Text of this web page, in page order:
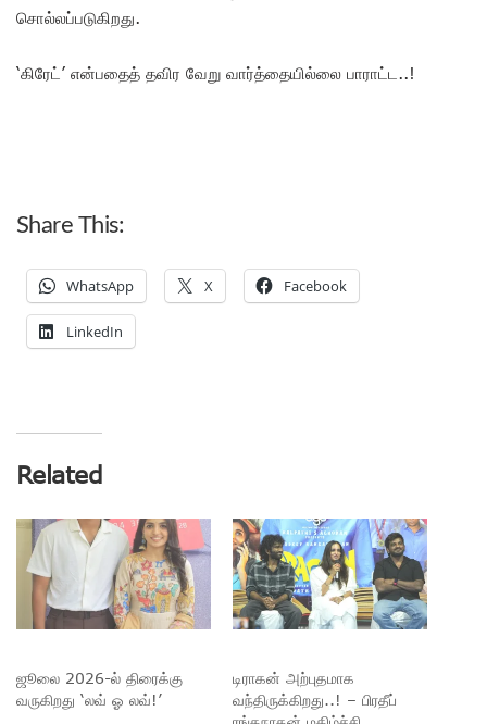
சொல்லப்படுகிறது.
‘கிரேட்’ என்பதைத் தவிர வேறு வார்த்தையில்லை பாராட்ட..!
Share This:
WhatsApp X Facebook
LinkedIn
Related
ஜூலை 2026-ல் திரைக்கு
வருகிறது ‘லவ் ஓ லவ்!’
டிராகன் அற்புதமாக
வந்திருக்கிறது..! – பிரதீப்